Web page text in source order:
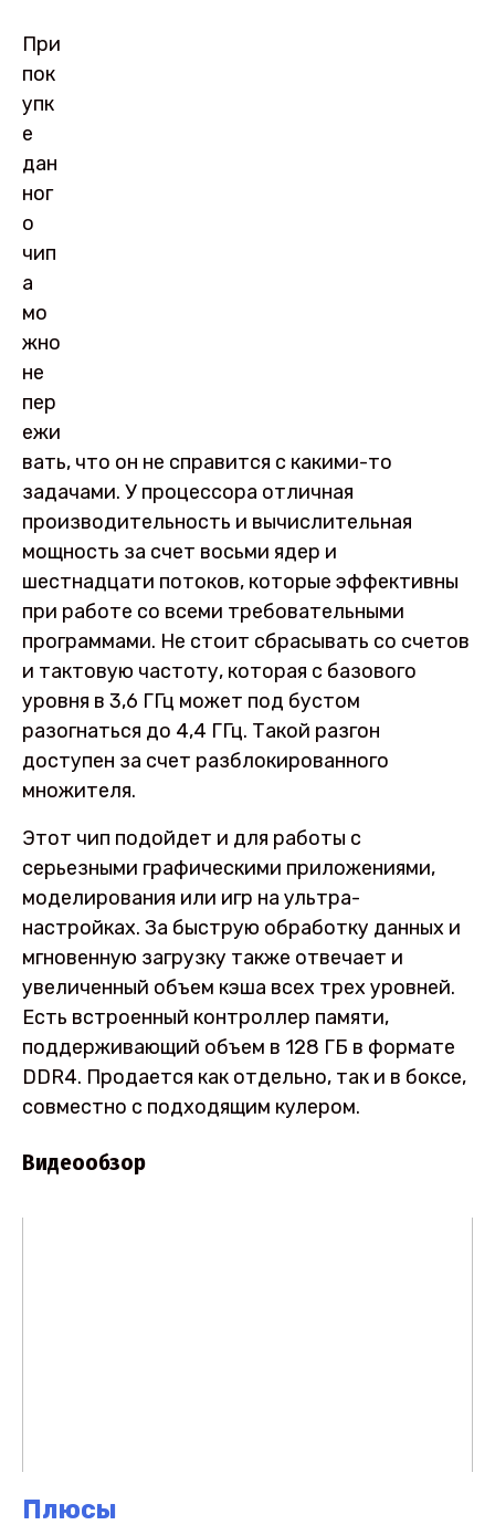
При
пок
упк
е
дан
ног
о
чип
а
мо
жно
не
пер
ежи
вать, что он не справится с какими-то
задачами. У процессора отличная
производительность и вычислительная
мощность за счет восьми ядер и
шестнадцати потоков, которые эффективны
при работе со всеми требовательными
программами. Не стоит сбрасывать со счетов
и тактовую частоту, которая с базового
уровня в 3,6 ГГц может под бустом
разогнаться до 4,4 ГГц. Такой разгон
доступен за счет разблокированного
множителя.
Этот чип подойдет и для работы с
серьезными графическими приложениями,
моделирования или игр на ультра-
настройках. За быструю обработку данных и
мгновенную загрузку также отвечает и
увеличенный объем кэша всех трех уровней.
Есть встроенный контроллер памяти,
поддерживающий объем в 128 ГБ в формате
DDR4. Продается как отдельно, так и в боксе,
совместно с подходящим кулером.
Видеообзор
Плюсы